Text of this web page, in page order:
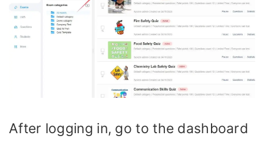
After logging in, go to the dashboard